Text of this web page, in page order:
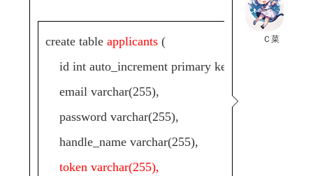
Ｃ菜
create tableapplicants (
id int auto_increment primary key,
email varchar(255),
password varchar(255),
handle_name varchar(255),
token varchar(255),